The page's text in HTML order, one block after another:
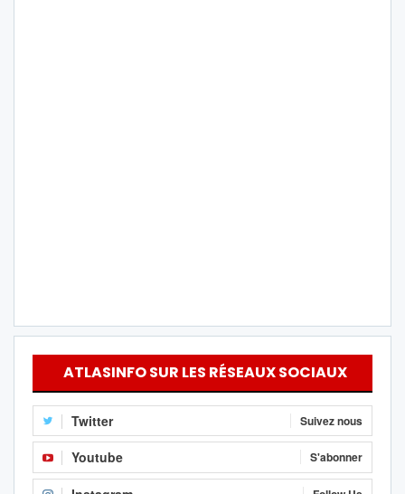
ATLASINFO SUR LES RÉSEAUX SOCIAUX
Twitter Suivez nous
Youtube S'abonner